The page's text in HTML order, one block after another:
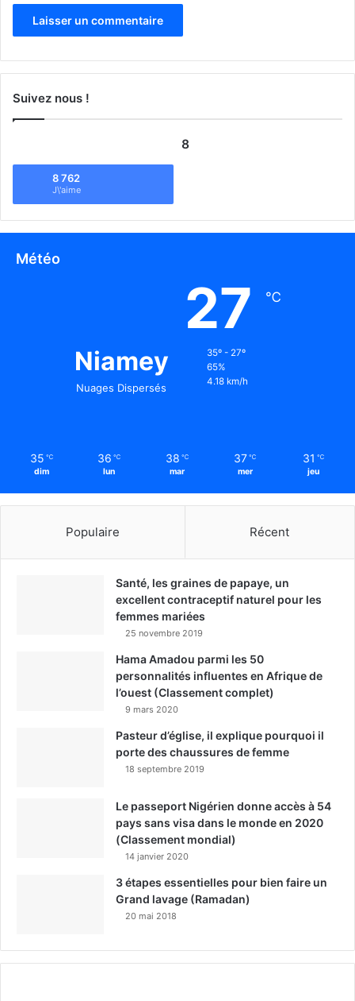
Suivez nous !
8
8 762
J\'aime
Météo
Niamey
Nuages Dispersés
27 ℃
35º - 27º
65%
4.18 km/h
35 ℃
dim
36 ℃
lun
38 ℃
mar
37 ℃
mer
31 ℃
jeu
Populaire Récent
Santé, les graines de papaye, un
excellent contraceptif naturel pour les
femmes mariées
25 novembre 2019
Hama Amadou parmi les 50
personnalités influentes en Afrique de
l’ouest (Classement complet)
9 mars 2020
Pasteur d’église, il explique pourquoi il
porte des chaussures de femme
18 septembre 2019
Le passeport Nigérien donne accès à 54
pays sans visa dans le monde en 2020
(Classement mondial)
14 janvier 2020
3 étapes essentielles pour bien faire un
Grand lavage (Ramadan)
20 mai 2018